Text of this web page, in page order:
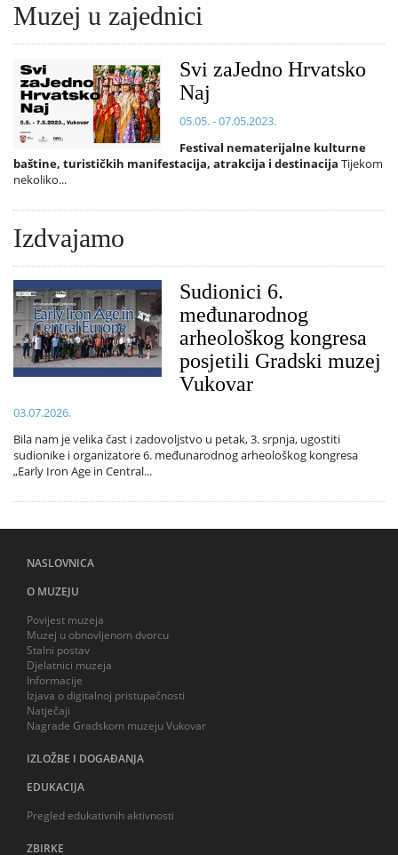
Muzej u zajednici
Svi zaJedno Hrvatsko
Naj
05.05. - 07.05.2023.
Festival nematerijalne kulturne
baštine, turističkih manifestacija, atrakcija i destinacija Tijekom
nekoliko...
Izdvajamo
Sudionici 6.
međunarodnog
arheološkog kongresa
posjetili Gradski muzej
Vukovar
03.07.2026.
Bila nam je velika čast i zadovoljstvo u petak, 3. srpnja, ugostiti
sudionike i organizatore 6. međunarodnog arheološkog kongresa
„Early Iron Age in Central...
NASLOVNICA
O MUZEJU
Povijest muzeja
Muzej u obnovljenom dvorcu
Stalni postav
Djelatnici muzeja
Informacije
Izjava o digitalnoj pristupačnosti
Natječaji
Nagrade Gradskom muzeju Vukovar
IZLOŽBE I DOGAĐANJA
EDUKACIJA
Pregled edukativnih aktivnosti
ZBIRKE